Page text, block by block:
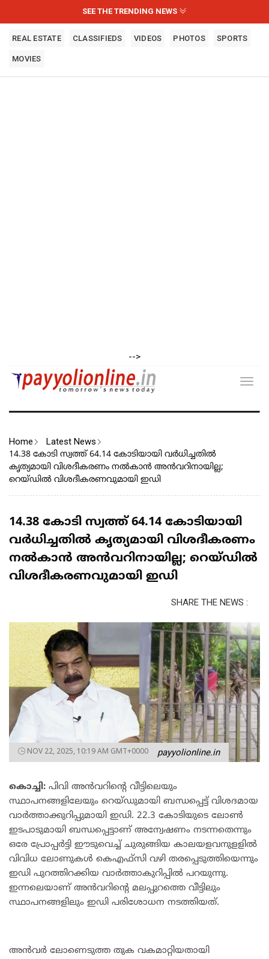
SEE THE TRENDING NEWS
REAL ESTATE CLASSIFIEDS VIDEOS PHOTOS SPORTS
MOVIES
-->
Home Latest News
14.38 കോടി സ്വത്ത് 64.14 കോടിയായി വർധിച്ചതിൽ
കൃത്യമായി വിശദീകരണം നൽകാൻ അൻവറിനായില്ല;
റെയ്ഡിൽ വിശദീകരണവുമായി ഇഡി
14.38 കോടി സ്വത്ത് 64.14 കോടിയായി
വർധിച്ചതിൽ കൃത്യമായി വിശദീകരണം
നൽകാൻ അൻവറിനായില്ല; റെയ്ഡിൽ
വിശദീകരണവുമായി ഇഡി
SHARE THE NEWS :
NOV 22, 2025, 10:19 AM GMT+0000 payyolionline.in
കൊച്ചി: പിവി അൻവറിന്‍റെ വീട്ടിലെയും
സ്ഥാപനങ്ങളിലേയും റെയ്ഡുമായി ബന്ധപ്പെട്ട് വിശദമായ
വാർത്താക്കുറിപ്പുമായി ഇഡി. 22.3 കോടിയുടെ ലോൺ
ഇടപാടുമായി ബന്ധപ്പെട്ടാണ് അന്വേഷണം നടന്നതെന്നും
ഒരേ പ്രോപ്പർട്ടി ഈടുവെച്ച് ചുരുങ്ങിയ കാലയളവനുളളിൽ
വിവിധ ലോണുകൾ കെഎഫ്സി വഴി തരപ്പെടുത്തിയെന്നും
ഇഡി പുറത്തിറക്കിയ വാർത്താകുറിപ്പിൽ പറയുന്നു.
ഇന്നലെയാണ് അൻവറിൻ്റെ മലപ്പുറത്തെ വീട്ടിലും
സ്ഥാപനങ്ങളിലും ഇഡി പരിശോധന നടത്തിയത്.
അൻവർ ലോണെടുത്ത തുക വകമാറ്റിയതായി